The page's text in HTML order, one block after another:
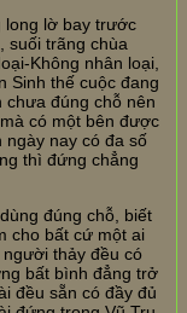
long lờ bay trước
suối trãng chùa
Không nhân loại,
Sinh thế cuộc đang
chưa đúng chỗ nên
có một bên được
nay có đa số
thì đứng chẳng
đúng chỗ, biết
cho bất cứ một ai
thảy đều có
bất bình đẳng trở
đều sẵn có đầy đủ